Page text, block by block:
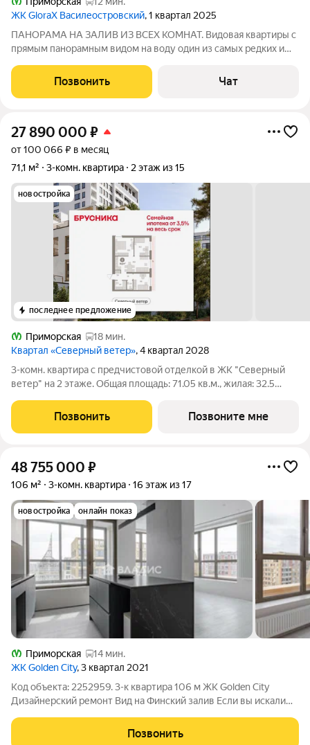
ЖК GloraX Василеостровский, 1 квартал 2025
ПАНОРАМА НА ЗАЛИВ ИЗ ВСЕХ КОМНАТ. Видовая квартиры с
прямым панорамным видом на воду один из самых редких и
Петербурге. Предлагается к продаже трёхкомнатная квартира
площадью 74,2 м на 14-м этаже
Позвонить Чат
27 890 000 ₽
от 100 066 ₽ в месяц
71,1 м²
3-комн. квартира 2 этаж из 15
новостройка
последнее предложение
Приморская
18 мин.
Квартал «Северный ветер», 4 квартал 2028
3-комн. квартира с предчистовой отделкой в ЖК "Северный
ветер" на 2 этаже. Общая площадь: 71.05 кв.м., жилая: 32.5
квартира, идеально подойдет любителям тишины и
панорамных видов. В
Позвонить Позвоните мне
48 755 000 ₽
106 м² 3-комн. квартира 16 этаж из 17
новостройка онлайн показ
Приморская
14 мин.
ЖК Golden City, 3 квартал 2021
Код объекта: 2252959. 3-к квартира 106 м ЖК Golden City
Дизайнерский ремонт Вид на Финский залив Если вы искали
пространство используется максимально эффективно вы ее
нашли. Это не просто
Позвонить